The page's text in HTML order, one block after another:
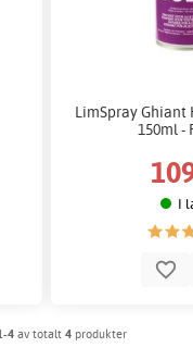
LimSpray Ghiant
150ml -
I
4 av totalt4 produkter